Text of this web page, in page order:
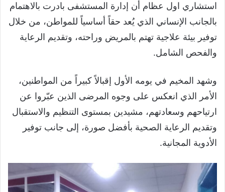
استشاري اول عظام أن إدارة المستشفى بادرت بالاهتمام
بالجانب الإنساني الذي يُعد حقاً أساسياً للمواطن، من خلال
توفير بيئة علاجية تهتم بالمريض وراحته، وتقديم الرعاية
والفحص الشامل.
وشهد المخيم في يومه الأول إقبالاً كبيراً من المواطنين،
الأمر الذي انعكس على وجوه المرضى الذين عبّروا عن
ارتياحهم وسعادتهم، مشيدين بمستوى التنظيم والاستقبال
وتقديم الرعاية الصحية بأفضل صورة، إلى جانب توفير
الأدوية المجانية.